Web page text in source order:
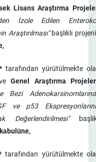
Lisans Araştırma
İzole Edilen
Araştırılması"başlıklı
tarafından yürütülmekte
veGenel Araştırma
Bezi
ve p53
Değerlendirilmesi"
kabulüne,
tarafından yürütülmekte